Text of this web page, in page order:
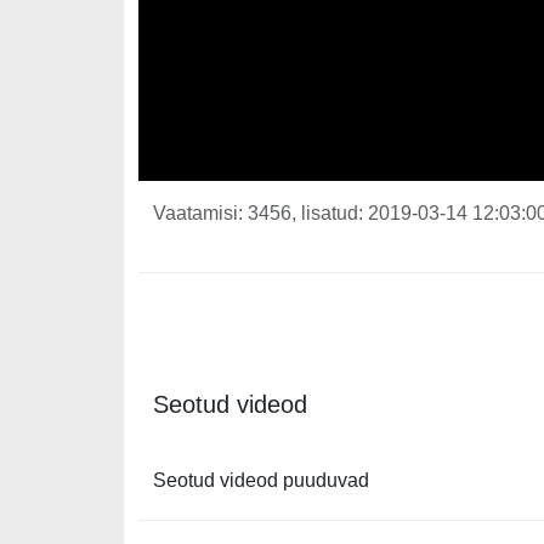
Vaatamisi: 3456, lisatud: 2019-03-14
Seotud videod
Seotud videod puuduvad